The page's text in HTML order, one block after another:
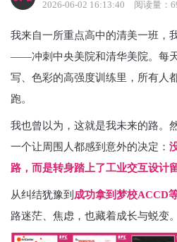
2026-06-02 16:13:40
阅读量：
我来自一所重点高中的清美一班，
——冲刺中央美院和清华美院。每
写、色彩的高强度训练里，所有人
跑。
我也曾以为，这就是我未来的路。
一个让周围人都感到意外的决定：
路，而是转身踏上了工业交互设计
从纠结犹豫到 成功拿到梦校ACCD
路迷茫、焦虑，也藏着成长与蜕变。